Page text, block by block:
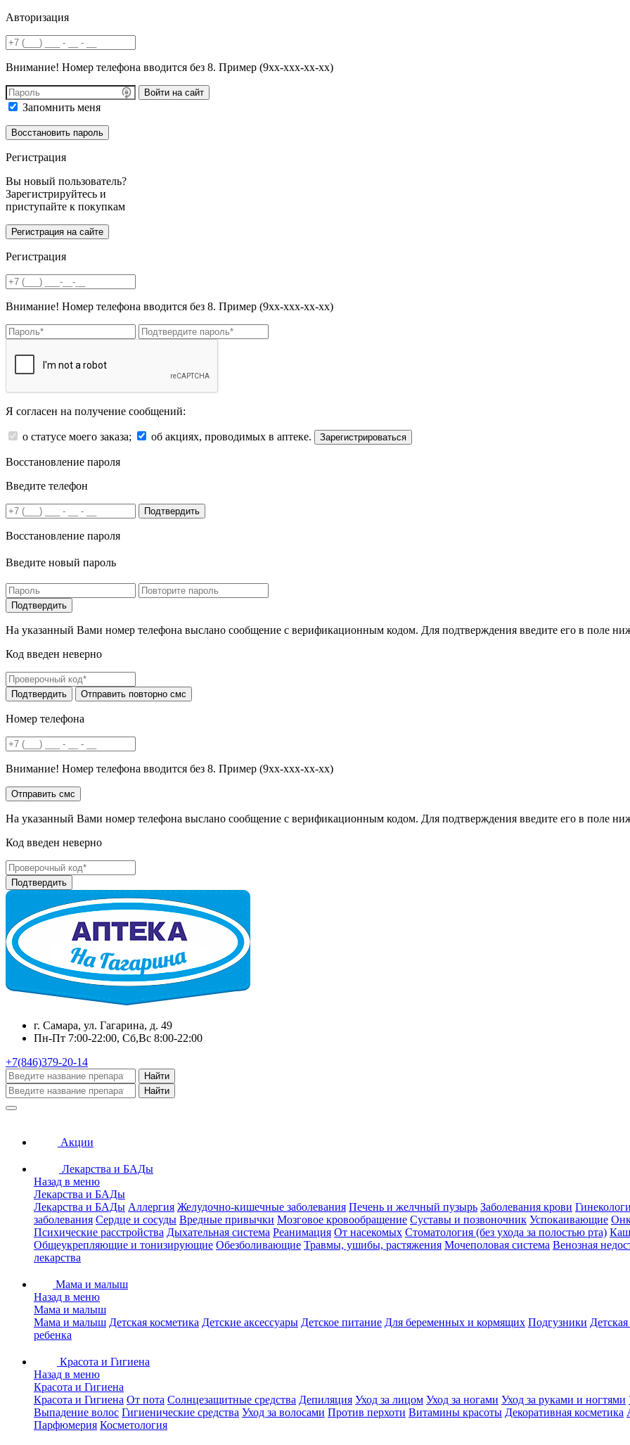
Авторизация
Внимание! Номер телефона вводится без 8. Пример (9хх-ххх-хх-хх)
Войти на сайт
Запомнить меня
Регистрация
Вы новый пользователь?
Зарегистрируйтесь и
приступайте к покупкам
Регистрация
Внимание! Номер телефона вводится без 8. Пример (9хх-ххх-хх-хх)
Я согласен на получение сообщений:
о статусе моего заказа; об акциях, проводимых в аптеке. Зарегистрироваться
Восстановление пароля
Введите телефон
Подтвердить
Восстановление пароля
Введите новый пароль
На указанный Вами номер телефона выслано сообщение с верификационным кодом. Для подтверждения введите его в поле
Код введен неверно
Номер телефона
Внимание! Номер телефона вводится без 8. Пример (9хх-ххх-хх-хх)
На указанный Вами номер телефона выслано сообщение с верификационным кодом. Для подтверждения введите его в поле
Код введен неверно
г. Самара, ул. Гагарина, д. 49
Пн-Пт 7:00-22:00, Сб,Вс 8:00-22:00
+7(846)379-20-14
Найти
Найти
Акции
Лекарства и БАДы
Назад в меню
Лекарства и БАДы
Лекарства и БАДы Аллергия Желудочно-кишечные заболевания Печень и желчный пузырь Заболевания крови
заболевания Сердце и сосуды Вредные привычки Мозговое кровообращение Суставы и позвоночник Успокаивающие
Психические расстройства Дыхательная система Реанимация От насекомых Стоматология (без ухода за полостью рта)
Общеукрепляющие и тонизирующие Обезболивающие Травмы, ушибы, растяжения Мочеполовая система Венозная
лекарства
Мама и малыш
Назад в меню
Мама и малыш
Мама и малыш Детская косметика Детские аксессуары Детское питание Для беременных и кормящих Подгузники
ребенка
Красота и Гигиена
Назад в меню
Красота и Гигиена
Красота и Гигиена От пота Солнцезащитные средства Депиляция Уход за лицом Уход за ногами Уход за руками и ногтями
Выпадение волос Гигиенические средства Уход за волосами Против перхоти Витамины красоты Декоративная косметика
Парфюмерия Косметология